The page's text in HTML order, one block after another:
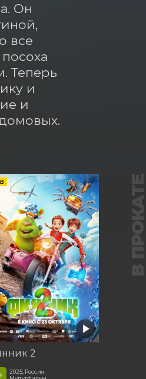
Он
все
Теперь
и
и
2
2025, Россия
В